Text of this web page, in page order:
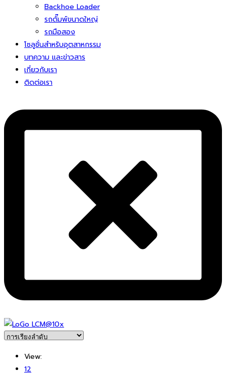
Backhoe Loader
รถดั๊มพ์ขนาดใหญ่
รถมือสอง
โซลูชั่นสําหรับอุตสาหกรรม
บทความ และข่าวสาร
เกี่ยวกับเรา
ติดต่อเรา
View:
12